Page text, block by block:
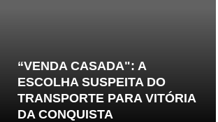
“VENDA CASADA": A
ESCOLHA SUSPEITA DO
TRANSPORTE PARA VITÓRIA
DA CONQUISTA